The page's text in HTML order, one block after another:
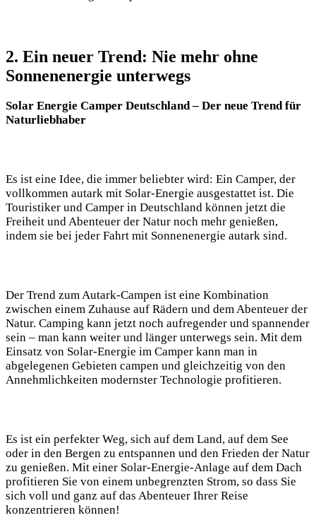
2. Ein neuer Trend: Nie mehr ohne
Sonnenenergie unterwegs
Solar Energie Camper ‌Deutschland – Der ⁢neue​ Trend ⁢für
‌Naturliebhaber
Es ⁢ist eine Idee, die immer beliebter wird: Ein Camper, der
vollkommen autark mit Solar-Energie ausgestattet ⁤ist.⁣ Die
Touristiker und Camper in Deutschland können ⁢jetzt die
Freiheit und Abenteuer der ‍Natur​ noch mehr genießen,
indem sie⁢ bei jeder Fahrt mit ⁣Sonnenenergie⁣ autark sind.
Der​ Trend zum Autark-Campen ist eine Kombination
zwischen einem Zuhause auf Rädern und dem Abenteuer der
Natur. Camping kann jetzt noch ​aufregender und spannender
sein –‌ man kann weiter‌ und länger unterwegs ‍sein. Mit dem
Einsatz von⁤ Solar-Energie ⁣im Camper kann‍ man in
abgelegenen Gebieten campen‌ und gleichzeitig von den
Annehmlichkeiten⁢ modernster Technologie profitieren.
Es ist ein perfekter Weg, ​sich auf dem ⁢Land, auf dem See
oder in‍ den Bergen zu entspannen und den Frieden der Natur
zu genießen. Mit ‌einer ⁤Solar-Energie-Anlage auf dem Dach
profitieren ⁣Sie von einem unbegrenzten Strom, so dass Sie
sich voll und ganz auf das Abenteuer Ihrer Reise
konzentrieren ​können!